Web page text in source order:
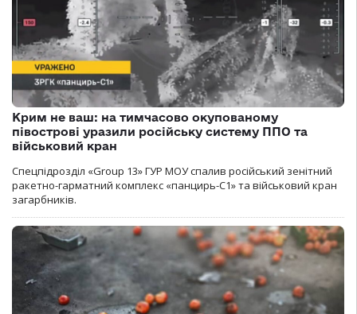
Крим не ваш: на тимчасово окупованому
півострові уразили російську систему ППО та
військовий кран
Спецпідрозділ «Group 13» ГУР МОУ спалив російський зенітний
ракетно-гарматний комплекс «панцирь-С1» та військовий кран
загарбників.